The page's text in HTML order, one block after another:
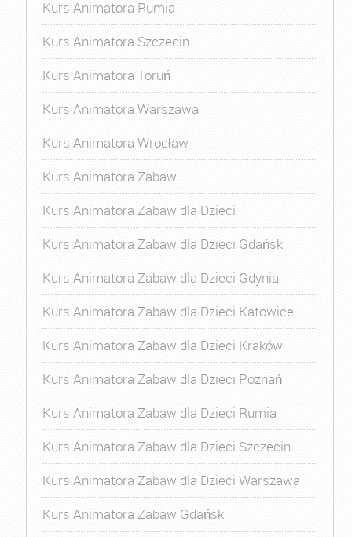
Kurs Animatora Rumia
Kurs Animatora Szczecin
Kurs Animatora Toruń
Kurs Animatora Warszawa
Kurs Animatora Wrocław
Kurs Animatora Zabaw
Kurs Animatora Zabaw dla Dzieci
Kurs Animatora Zabaw dla Dzieci Gdańsk
Kurs Animatora Zabaw dla Dzieci Gdynia
Kurs Animatora Zabaw dla Dzieci Katowice
Kurs Animatora Zabaw dla Dzieci Kraków
Kurs Animatora Zabaw dla Dzieci Poznań
Kurs Animatora Zabaw dla Dzieci Rumia
Kurs Animatora Zabaw dla Dzieci Szczecin
Kurs Animatora Zabaw dla Dzieci Warszawa
Kurs Animatora Zabaw Gdańsk